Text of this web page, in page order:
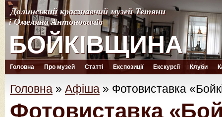
Долинський краєзнавчий музей Тетяни
і Омеляна Антоновичів
БОЙКІВЩИНА
Долинський краєзнавчий музей Тетяни
і Омеляна Антоновичів
БОЙКІВЩИНА
Головна Про музей Статті Експозиції Екскурсії Клуби
Головна » Афіша » Фотовиставка
Фотовиставка